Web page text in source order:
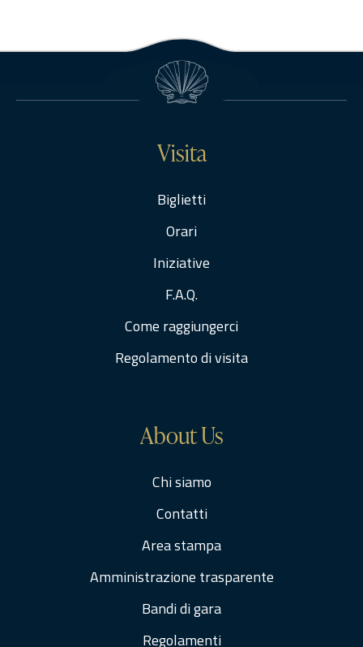
Visita
Biglietti
Orari
Iniziative
F.A.Q.
Come raggiungerci
Regolamento di visita
About Us
Chi siamo
Contatti
Area stampa
Amministrazione trasparente
Bandi di gara
Regolamenti